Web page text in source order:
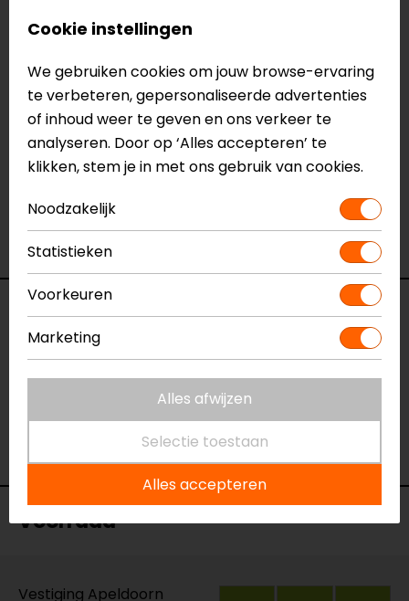
Meer informatie nodig?
Heb je meer informatie nodig over dit product?
Neem dancontactmet ons op of kom langs in één
vanonze winkelsin Breda, Capelle aan den IJssel,
Eindhoven, Vianen of Apeldoorn. In de winkels kun je
verkoopmedewerkers voor je klaar met advies.
Bekijk onze andereheupprotectoren.
Specificaties
Naam
Heup protector Set level 2
Model
138227
John Doe
Rood
Voorraad
Vestiging Apeldoorn
Cookie instellingen
We gebruiken cookies om jouw browse-ervaring
te verbeteren, gepersonaliseerde advertenties
of inhoud weer te geven en ons verkeer te
analyseren. Door op ‘Alles accepteren’ te
klikken, stem je in met ons gebruik van cookies.
Noodzakelijk
Statistieken
Voorkeuren
Marketing
Alles afwijzen
Selectie toestaan
Alles accepteren